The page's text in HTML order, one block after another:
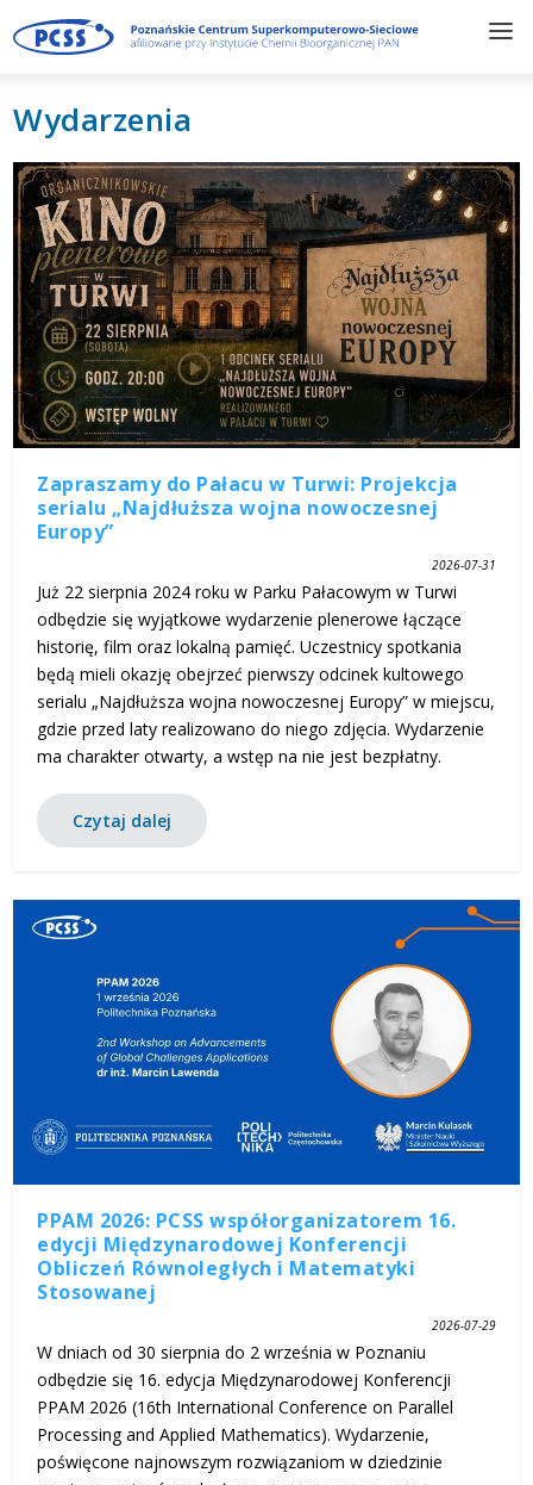
Wydarzenia
Zapraszamy do Pałacu w Turwi: Projekcja
serialu „Najdłuższa wojna nowoczesnej
Europy”
2026-07-31
Już 22 sierpnia 2024 roku w Parku Pałacowym w Turwi
odbędzie się wyjątkowe wydarzenie plenerowe łączące
historię, film oraz lokalną pamięć. Uczestnicy spotkania
będą mieli okazję obejrzeć pierwszy odcinek kultowego
serialu „Najdłuższa wojna nowoczesnej Europy” w miejscu,
gdzie przed laty realizowano do niego zdjęcia. Wydarzenie
ma charakter otwarty, a wstęp na nie jest bezpłatny.
Czytaj dalej
PPAM 2026: PCSS współorganizatorem 16.
edycji Międzynarodowej Konferencji
Obliczeń Równoległych i Matematyki
Stosowanej
2026-07-29
W dniach od 30 sierpnia do 2 września w Poznaniu
odbędzie się 16. edycja Międzynarodowej Konferencji
PPAM 2026 (16th International Conference on Parallel
Processing and Applied Mathematics). Wydarzenie,
poświęcone najnowszym rozwiązaniom w dziedzinie